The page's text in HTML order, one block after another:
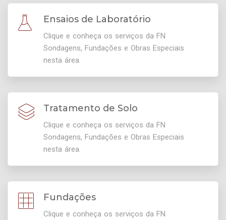
Ensaios de Laboratório
Clique e conheça os serviços da FN
Sondagens, Fundações e Obras Especiais
nesta área.
Tratamento de Solo
Clique e conheça os serviços da FN
Sondagens, Fundações e Obras Especiais
nesta área.
Fundações
Clique e conheça os serviços da FN